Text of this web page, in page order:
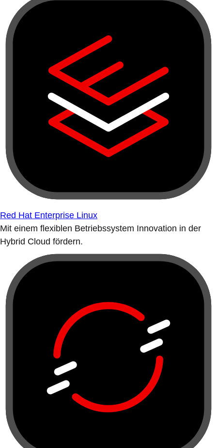
Red Hat Enterprise Linux
Mit einem flexiblen Betriebssystem Innovation in der
Hybrid Cloud fördern.